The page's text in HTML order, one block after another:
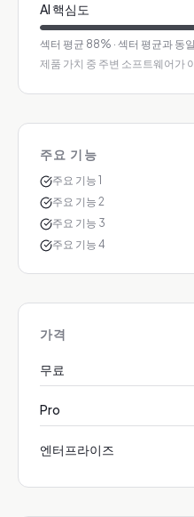
AI 핵심도
섹터 평균 88% · 섹터 평균과 동일
제품 가치 중 주변 소프트웨어가
주요 기능
주요 기능 1
주요 기능 2
주요 기능 3
주요 기능 4
가격
무료
Pro
엔터프라이즈